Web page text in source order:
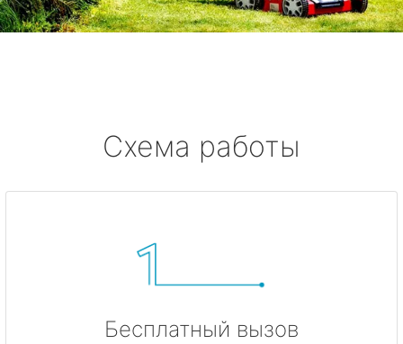
Схема работы
Бесплатный вызов